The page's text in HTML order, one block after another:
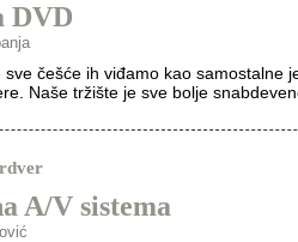
DVD
sve češće ih viđamo kao samostalne
Naše tržište je sve bolje
A/V sistema